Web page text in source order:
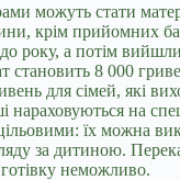
можуть стати
крім прийомних
року, а потім
становить 8 000
для сімей, які
нараховуються на
їх можна
за дитиною.
неможливо.